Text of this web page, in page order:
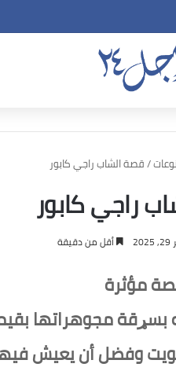
/قصة الشاب راجي كابور
راجي كابور
أقل من دقيقة
مؤثرة
وفضل أن يعيش